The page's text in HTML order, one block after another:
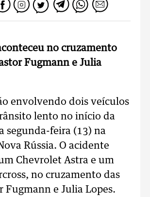
no cruzamento
Fugmann e Julia
envolvendo dois veículos
lento no início da
segunda-feira (13) na
Rússia. O acidente
Chevrolet Astra e um
no cruzamento das
Fugmann e Julia Lopes.